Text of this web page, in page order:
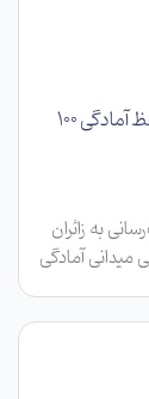
تأکید رئیس دانشگاه علوم پزشکی سبزوار بر حفظ آمادگی ۱۰۰
به زائران
میدانی آمادگی
دانشگاه علوم پزشکی سبزوار از پایگاه‌های اورژانس ۱۱۵ محورهای